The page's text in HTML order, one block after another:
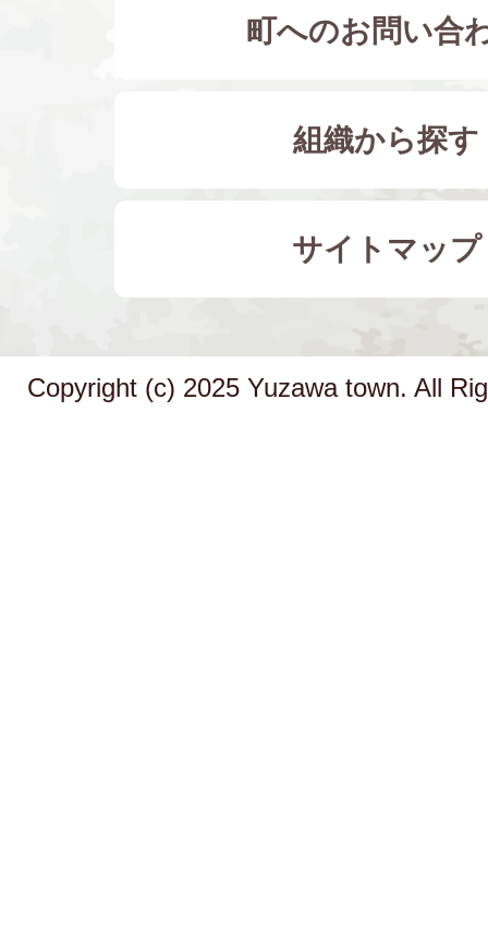
町へのお問い合
組織から探す
サイトマップ
Copyright (c) 2025 Yuzawa town. All